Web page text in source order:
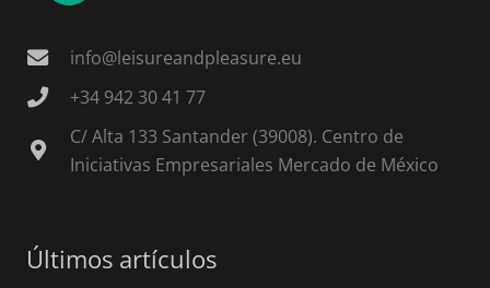
info@leisureandpleasure.eu
+34 942 30 41 77
C/ Alta 133 Santander (39008). Centro de
Iniciativas Empresariales Mercado de México
Últimos artículos